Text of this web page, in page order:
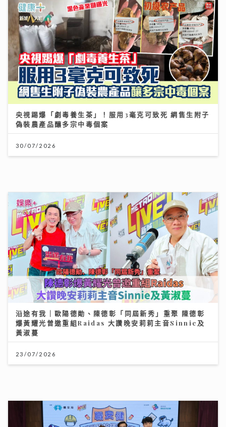
央視踢爆「劇毒養生茶」！服用3毫克可致死 網售生附子
偽裝農產品釀多宗中毒個案
30/07/2026
沿途有我｜歐陽德勛、陳德彰「同屆新秀」重聚 陳德彰
爆黃耀光曾邀重組Raidas 大讚晚安莉莉主音Sinnie及
黃淑蔓
23/07/2026